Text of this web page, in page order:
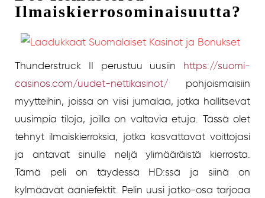
Ilmaiskierrosominaisuutta?
Thunderstruck II perustuu uusiin https://suomi-
casinos.com/uudet-nettikasinot/ pohjoismaisiin
myytteihin, joissa on viisi jumalaa, jotka hallitsevat
uusimpia tiloja, joilla on valtavia etuja. Tässä olet
tehnyt ilmaiskierroksia, jotka kasvattavat voittojasi
ja antavat sinulle neljä ylimääräistä kierrosta.
Tämä peli on täydessä HD:ssä ja siinä on
kylmäävät ääniefektit. Pelin uusi jatko-osa tarjoaa